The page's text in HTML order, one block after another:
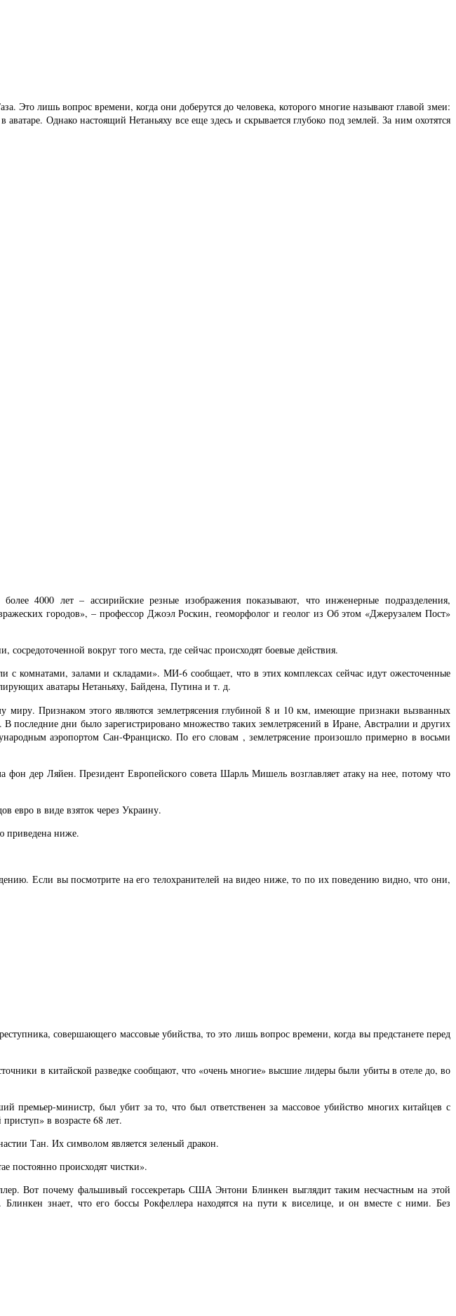
Это лишь вопрос времени, когда они доберутся до человека, которого многие называют главой змеи:
Однако настоящий Нетаньяху все еще здесь и скрывается глубоко под землей. За ним охотятся
4000 лет – ассирийские резные изображения показывают, что инженерные подразделения,
городов», – профессор Джоэл Роскин, геоморфолог и геолог из Об этом «Джерузалем Пост»
вокруг того места, где сейчас происходят боевые действия.
комнатами, залами и складами». МИ-6 сообщает, что в этих комплексах сейчас идут ожесточенные
аватары Нетаньяху, Байдена, Путина и т. д.
Признаком этого являются землетрясения глубиной 8 и 10 км, имеющие признаки вызванных
последние дни было зарегистрировано множество таких землетрясений в Иране, Австралии и других
аэропортом Сан-Франциско. По его словам , землетрясение произошло примерно в восьми
дер Ляйен. Президент Европейского совета Шарль Мишель возглавляет атаку на нее, потому что
евро в виде взяток через Украину.
приведена ниже.
Если вы посмотрите на его телохранителей на видео ниже, то по их поведению видно, что они,
совершающего массовые убийства, то это лишь вопрос времени, когда вы предстанете перед
в китайской разведке сообщают, что «очень многие» высшие лидеры были убиты в отеле до, во
министр, был убит за то, что был ответственен за массовое убийство многих китайцев с
в возрасте 68 лет.
Тан. Их символом является зеленый дракон.
постоянно происходят чистки».
Вот почему фальшивый госсекретарь США Энтони Блинкен выглядит таким несчастным на этой
знает, что его боссы Рокфеллера находятся на пути к виселице, и он вместе с ними. Без